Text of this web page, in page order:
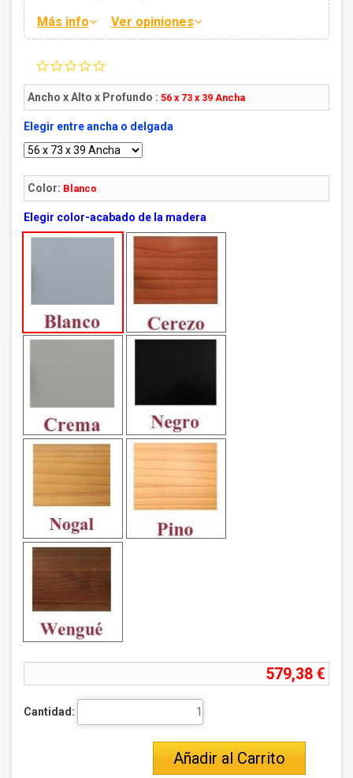
Más info Ver opiniones
rating
Ancho x Alto x Profundo : 56 x 73 x 39 Ancha
Elegir entre ancha o delgada
Color: Blanco
Elegir color-acabado de la madera
579,38 €
Cantidad:
Añadir al Carrito